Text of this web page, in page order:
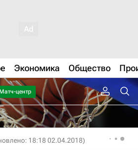
Экономика Общество
Матч-центр
18:18 02.04.2018)